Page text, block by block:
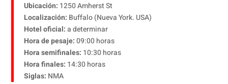
Ubicación: 1250 Amherst St
Localización: Buffalo (Nueva York. USA)
Hotel oficial:a determinar
Hora de pesaje:09:00 horas
Hora semifinales: 10:30 horas
Hora finales: 14:30 horas
Siglas: NMA